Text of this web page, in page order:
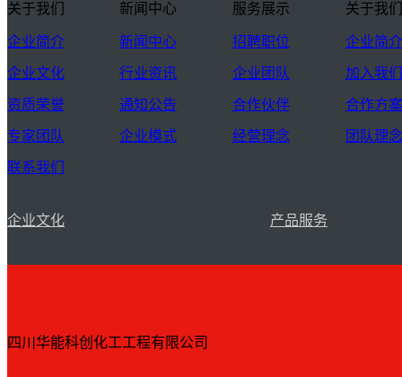
关于我们
企业简介
企业文化
资质荣誉
专家团队
联系我们
新闻中心
新闻中心
行业资讯
通知公告
企业模式
服务展示
招聘职位
企业团队
合作伙伴
经营理念
关于我们
企业简介
加入我们
合作方案
团队理念
企业文化 产品服务
四川华能科创化工工程有限公司